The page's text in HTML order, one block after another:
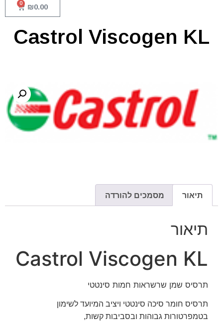
₪0.00
0
Castrol Viscogen KL
תיאור מסמכים להורדה
תיאור
Castrol Viscogen KL
תרסיס שמן שרשראות חמות סינטטי
תרסיס חומר סיכה סינטטי ויציב המיועד לשימון
בטמפרטורות גבוהות ובסביבות קשות,